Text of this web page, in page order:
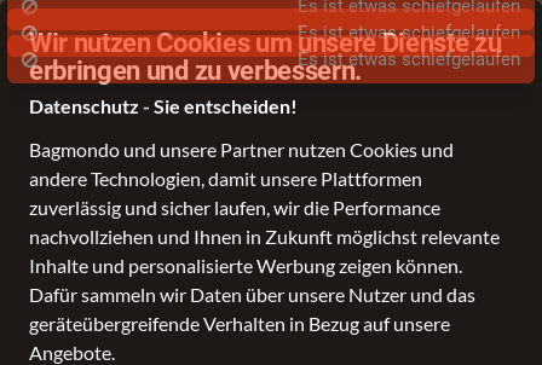
Wir nutzen Cookies um unsere Dienste zu
erbringen und zu verbessern.
Datenschutz - Sie entscheiden!
Bagmondo und unsere Partner nutzen Cookies und
andere Technologien, damit unsere Plattformen
zuverlässig und sicher laufen, wir die Performance
nachvollziehen und Ihnen in Zukunft möglichst relevante
Inhalte und personalisierte Werbung zeigen können.
Dafür sammeln wir Daten über unsere Nutzer und das
geräteübergreifende Verhalten in Bezug auf unsere
Angebote.
Stationärer Händler in Leer
Business
Es ist etwas schiefgelaufen
Es ist etwas schiefgelaufen